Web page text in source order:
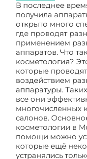
В последнее
получила
открыто много
где проводят
применением
аппаратов. Что
косметология?
которые
воздействием
аппаратуры.
все они
многочисленных
салонов.
косметологии в
помощи можно
которые ещё
устранялись